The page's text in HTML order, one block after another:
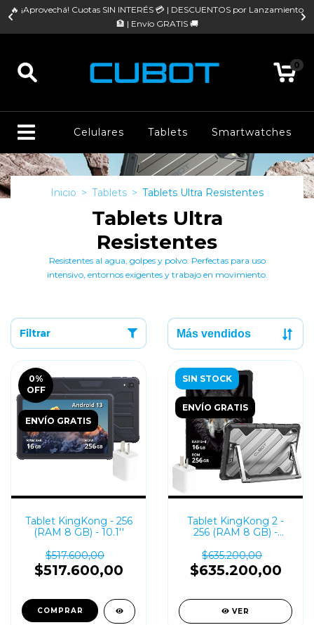
🔥 ¡Aprovechá! Cuotas SIN INTERÉS 💳 | DESCUENTOS por Lanzamiento
🏦 | Envío GRATIS 🚚
0
Celulares Tablets Smartwatches
Inicio > Tablets > Tablets Ultra Resistentes
Tablets Ultra
Resistentes
Resistentes al agua, golpes y polvo. Perfectas para uso
intensivo, entornos exigentes y trabajo en movimiento.
Filtrar
0%
OFF
ENVÍO GRATIS
Tablet KingKong - 256
(RAM 8 GB) - 10.1''
$517.600,00
$517.600,00
COMPRAR
SIN STOCK
ENVÍO GRATIS
Tablet KingKong 2 -
256 (RAM 8 GB) -
$635.200,00
$635.200,00
VER